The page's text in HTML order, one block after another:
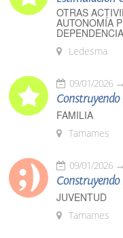
OTRAS
AUTONOMÍA
DEPENDENCIA
Ledesma
09/01/2026
FAMILIA
Tamames
09/01/2026
JUVENTUD
Tamames